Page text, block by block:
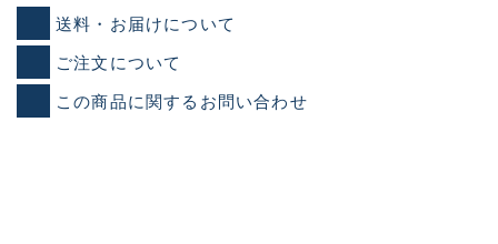
送料・お届けについて
ご注文について
この商品に関するお問い合わせ